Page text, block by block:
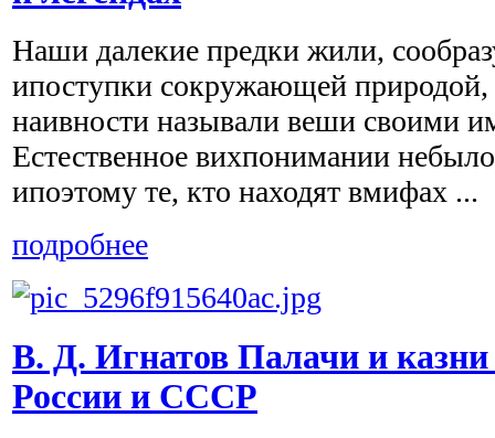
Наши далекие предки жили,
ипоступки сокружающей природой,
наивности называли веши своими
Естественное вихпонимании
ипоэтому те, кто находят вмифах ...
подробнее
В. Д. Игнатов Палачи и казни
России и СССР